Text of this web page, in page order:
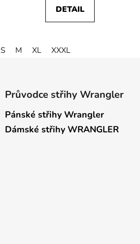
DETAIL
S M XL XXXL
Průvodce střihy Wrangler
Pánské střihy Wrangler
Dámské střihy WRANGLER